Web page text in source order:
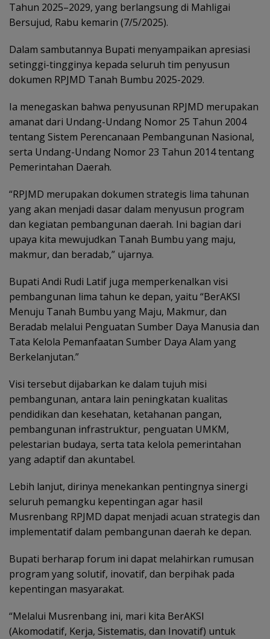
Tahun 2025–2029, yang berlangsung di Mahligai
Bersujud, Rabu kemarin (7/5/2025).
Dalam sambutannya Bupati menyampaikan apresiasi
setinggi-tingginya kepada seluruh tim penyusun
dokumen RPJMD Tanah Bumbu 2025-2029.
Ia menegaskan bahwa penyusunan RPJMD merupakan
amanat dari Undang-Undang Nomor 25 Tahun 2004
tentang Sistem Perencanaan Pembangunan Nasional,
serta Undang-Undang Nomor 23 Tahun 2014 tentang
Pemerintahan Daerah.
“RPJMD merupakan dokumen strategis lima tahunan
yang akan menjadi dasar dalam menyusun program
dan kegiatan pembangunan daerah. Ini bagian dari
upaya kita mewujudkan Tanah Bumbu yang maju,
makmur, dan beradab,” ujarnya.
Bupati Andi Rudi Latif juga memperkenalkan visi
pembangunan lima tahun ke depan, yaitu “BerAKSI
Menuju Tanah Bumbu yang Maju, Makmur, dan
Beradab melalui Penguatan Sumber Daya Manusia dan
Tata Kelola Pemanfaatan Sumber Daya Alam yang
Berkelanjutan.”
Visi tersebut dijabarkan ke dalam tujuh misi
pembangunan, antara lain peningkatan kualitas
pendidikan dan kesehatan, ketahanan pangan,
pembangunan infrastruktur, penguatan UMKM,
pelestarian budaya, serta tata kelola pemerintahan
yang adaptif dan akuntabel.
Lebih lanjut, dirinya menekankan pentingnya sinergi
seluruh pemangku kepentingan agar hasil
Musrenbang RPJMD dapat menjadi acuan strategis dan
implementatif dalam pembangunan daerah ke depan.
Bupati berharap forum ini dapat melahirkan rumusan
program yang solutif, inovatif, dan berpihak pada
kepentingan masyarakat.
“Melalui Musrenbang ini, mari kita BerAKSI
(Akomodatif, Kerja, Sistematis, dan Inovatif) untuk